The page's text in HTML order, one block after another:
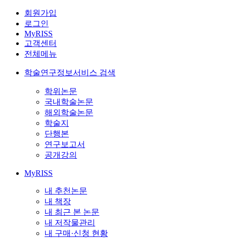
회원가입
로그인
MyRISS
고객센터
전체메뉴
학술연구정보서비스 검색
학위논문
국내학술논문
해외학술논문
학술지
단행본
연구보고서
공개강의
MyRISS
내 추천논문
내 책장
내 최근 본 논문
내 저작물관리
내 구매·신청 현황